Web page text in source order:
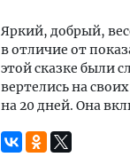
Яркий, добрый,
в отличие от
этой сказке были
вертелись на
на 20 дней. Она